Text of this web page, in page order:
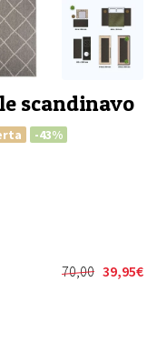
scandinavo
-43%
70,00
Il 39,95€
Il